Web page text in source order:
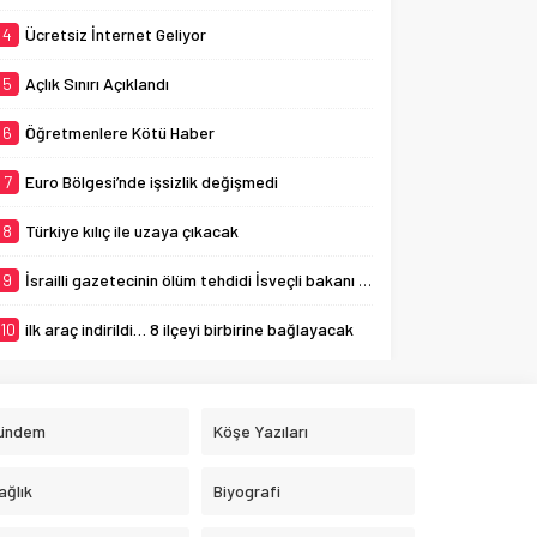
4 Ücretsiz İnternet Geliyor
5 Açlık Sınırı Açıklandı
6 Öğretmenlere Kötü Haber
7 Euro Bölgesi’nde işsizlik değişmedi
8 Türkiye kılıç ile uzaya çıkacak
9 İsrailli gazetecinin ölüm tehdidi İsveçli bakanı ağlattı
10 ilk araç indirildi… 8 ilçeyi birbirine bağlayacak
Köşe Yazıları
Biyografi